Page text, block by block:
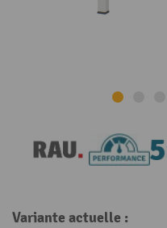
Variante actuelle :